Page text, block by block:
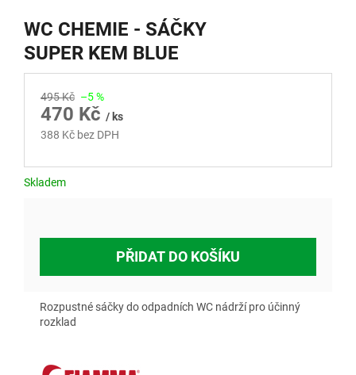
WC CHEMIE - SÁČKY
SUPER KEM BLUE
495 Kč –5 %
470 Kč / ks
388 Kč bez DPH
Skladem
PŘIDAT DO KOŠÍKU
Rozpustné sáčky do odpadních WC nádrží pro účinný
rozklad